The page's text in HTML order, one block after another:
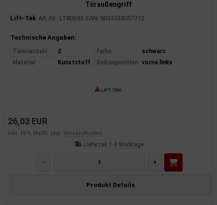
Türaußengriff
Lift-Tek Art.-Nr.: LT80695 EAN: 8033538057712
Produktinformationen
Technische Angaben:
Türenanzahl 2 Farbe
schwarz
Material
Kunststoff Einbauposition vorne links
26,03 EUR
inkl. 19 % MwSt. zzgl. Versandkosten
Lieferzeit:1-3 Werktage
- +
Produkt Details